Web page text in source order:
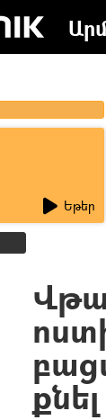
Եթեր